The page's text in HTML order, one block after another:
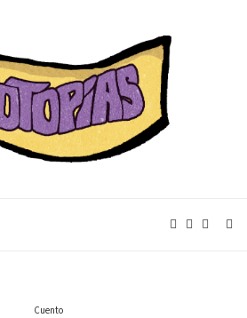
Cuento